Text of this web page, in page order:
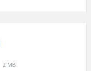
File
File
2 MB